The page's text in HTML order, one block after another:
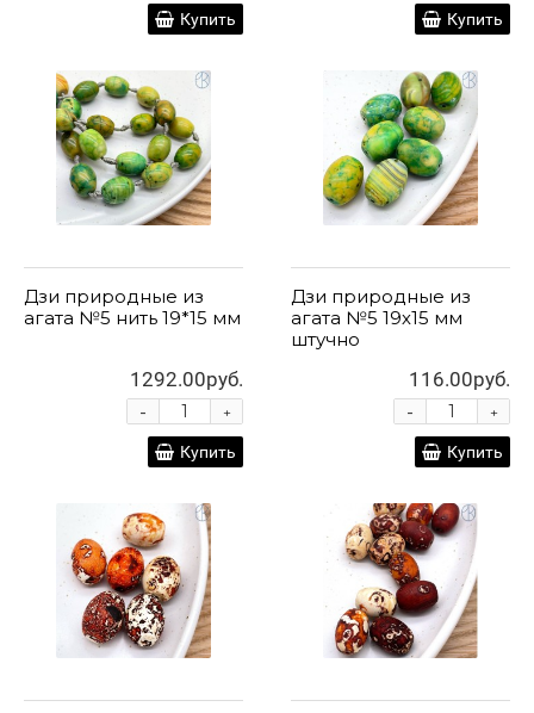
Купить Купить
Дзи природные из
агата №5 нить 19*15 мм
1292.00руб.
+
-
Купить
Дзи природные из
агата №5 19х15 мм
штучно
116.00руб.
+
-
Купить